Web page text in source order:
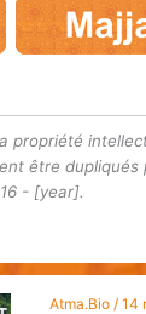
propriété
être
- [year].
Atma.Bio / 14